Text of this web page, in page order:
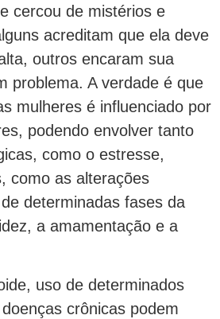
cercou de mistérios e
acreditam que ela deve
outros encaram sua
problema. A verdade é que
mulheres é influenciado por
podendo envolver tanto
como o estresse,
como as alterações
determinadas fases da
a amamentação e a
uso de determinados
crônicas podem